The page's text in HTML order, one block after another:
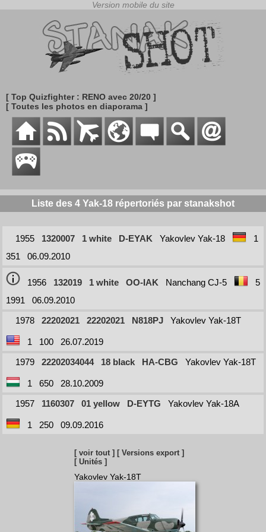
[ Top Quizfighter : RENO avec 20/20 ]
[ Toutes les photos en diaporama ]
Liste des 4 Yak-18 répertoriés par stanakshot
1955 1320007 1 white D-EYAK Yakovlev Yak-18
1
351
06.09.2010
1956 132019 1 white OO-IAK Nanchang CJ-5
5
1991
06.09.2010
1978
22202021 22202021 N818PJ Yakovlev Yak-18T
1 100
26.07.2019
1979
22202034044 18 black HA-CBG Yakovlev Yak-18T
1 650
28.10.2009
1957
1160307 01 yellow D-EYTG Yakovlev Yak-18A
1 250 09.09.2016
[ voir tout ] [ Versions export ]
[ Unités ]
Yakovlev Yak-18T